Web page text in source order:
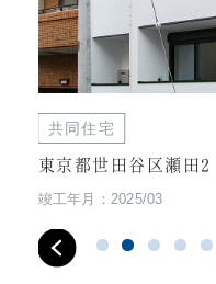
共同住宅
東京都世田谷区瀬田2
竣工年月：2025/03